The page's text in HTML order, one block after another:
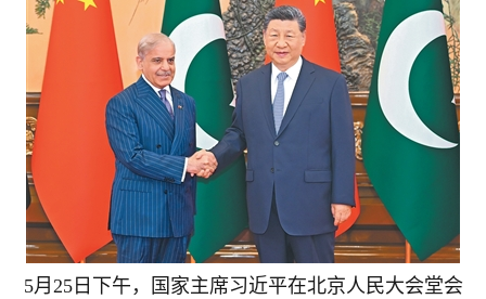
5月25日下午，国家主席习近平在北京人民大会堂会